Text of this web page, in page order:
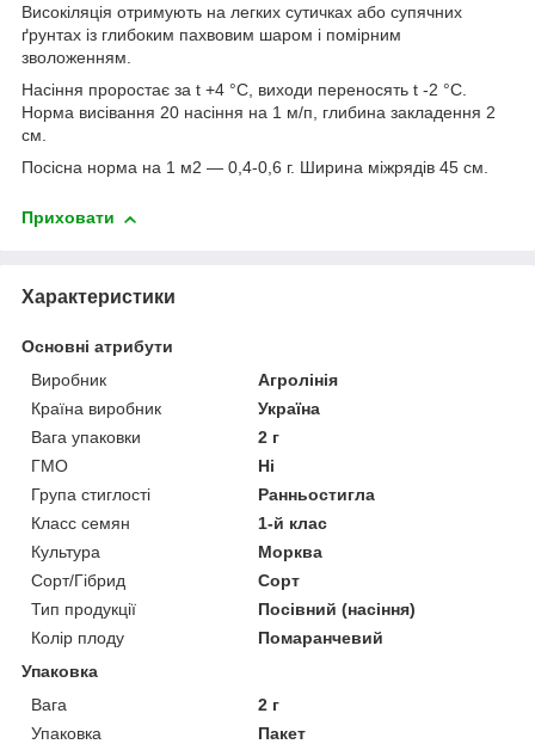
Високіляція отримують на легких сутичках або супячних
ґрунтах із глибоким пахвовим шаром і помірним
зволоженням.
Насіння проростає за t +4 °C, виходи переносять t -2 °C.
Норма висівання 20 насіння на 1 м/п, глибина закладення 2
см.
Посісна норма на 1 м2 — 0,4-0,6 г. Ширина міжрядів 45 см.
Приховати
Характеристики
Основні атрибути
Виробник
Агролінія
Країна виробник
Україна
Вага упаковки
2 г
ГМО
Ні
Група стиглості
Ранньостигла
Класс семян
1-й клас
Культура
Морква
Сорт/Гібрид
Сорт
Тип продукції
Посівний (насіння)
Колір плоду
Помаранчевий
Упаковка
Вага
2 г
Упаковка
Пакет